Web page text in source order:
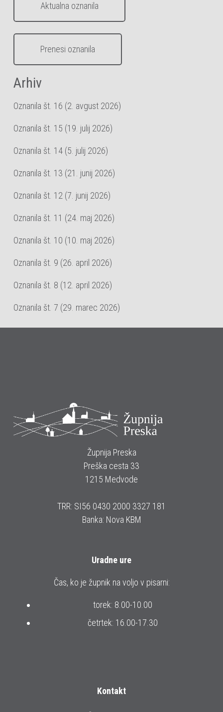
Aktualna oznanila
Prenesi oznanila
Arhiv
Oznanila št. 16 (2. avgust 2026)
Oznanila št. 15 (19. julij 2026)
Oznanila št. 14 (5. julij 2026)
Oznanila št. 13 (21. junij 2026)
Oznanila št. 12 (7. junij 2026)
Oznanila št. 11 (24. maj 2026)
Oznanila št. 10 (10. maj 2026)
Oznanila št. 9 (26. april 2026)
Oznanila št. 8 (12. april 2026)
Oznanila št. 7 (29. marec 2026)
Župnija Preska
Preška cesta 33
1215 Medvode
TRR: SI56 0430 2000 3327 181
Banka: Nova KBM
Uradne ure
Čas, ko je župnik na voljo v pisarni:
torek: 8.00-10.00
četrtek: 16.00-17.30
Kontakt